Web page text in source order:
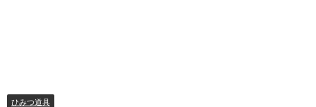
ひみつ道具